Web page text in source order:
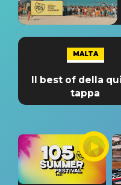
MALTA
Il best of della
tappa